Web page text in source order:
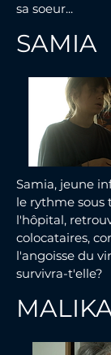
sa soeur...
SAMIA
Samia, jeune
le rythme sous
l'hôpital,
colocataires,
l'angoisse du
survivra-t'elle?